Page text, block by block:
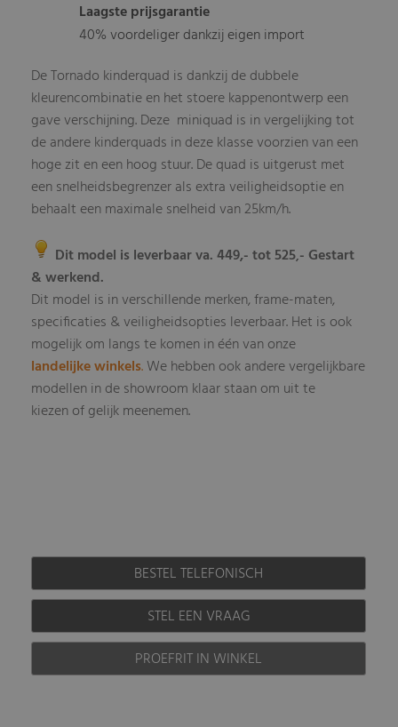
Laagste prijsgarantie
40% voordeliger dankzij eigen import
De Tornado kinderquad is dankzij de dubbele
kleurencombinatie en het stoere kappenontwerp een
gave verschijning. Deze miniquad is in vergelijking tot
de andere kinderquads in deze klasse voorzien van een
hoge zit en een hoog stuur. De quad is uitgerust met
een snelheidsbegrenzer als extra veiligheidsoptie en
behaalt een maximale snelheid van 25km/h.
Dit model is leverbaar va. 449,- tot 525,- Gestart
& werkend.
Dit model is in verschillende merken, frame-maten,
specificaties & veiligheidsopties leverbaar. Het is ook
mogelijk om langs te komen in één van onze
landelijke winkels.We hebben ook andere vergelijkbare
modellen in de showroom klaar staan om uit te
kiezen of gelijk meenemen.
BESTEL TELEFONISCH
STEL EEN VRAAG
PROEFRIT IN WINKEL